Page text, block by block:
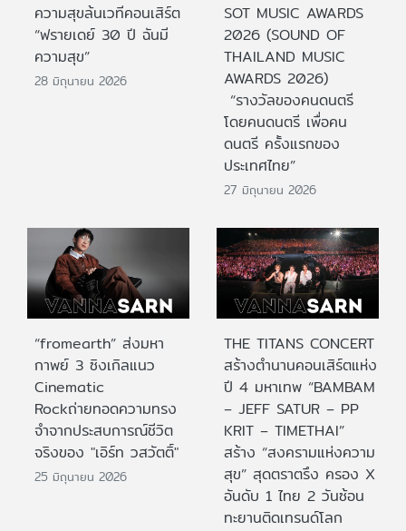
ความสุขล้นเวทีคอนเสิร์ต
“ฟรายเดย์ 30 ปี ฉันมี
ความสุข”
28 มิถุนายน 2026
SOT MUSIC AWARDS
2026 (SOUND OF
THAILAND MUSIC
AWARDS 2026)
“รางวัลของคนดนตรี
โดยคนดนตรี เพื่อคน
ดนตรี ครั้งแรกของ
ประเทศไทย”
27 มิถุนายน 2026
“fromearth” ส่งมหา
กาพย์ 3 ซิงเกิลแนว
Cinematic
Rockถ่ายทอดความทรง
จำจากประสบการณ์ชีวิต
จริงของ "เอิร์ท วสวัตติ์"
25 มิถุนายน 2026
THE TITANS CONCERT
สร้างตำนานคอนเสิร์ตแห่ง
ปี 4 มหาเทพ “BAMBAM
– JEFF SATUR – PP
KRIT – TIMETHAI”
สร้าง “สงครามแห่งความ
สุข” สุดตราตรึง ครอง X
อันดับ 1 ไทย 2 วันซ้อน
ทะยานติดเทรนด์โลก